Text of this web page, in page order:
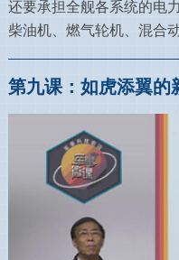
还要承担全舰各系统的电
柴油机、燃气轮机、混合
第九课：如虎添翼的